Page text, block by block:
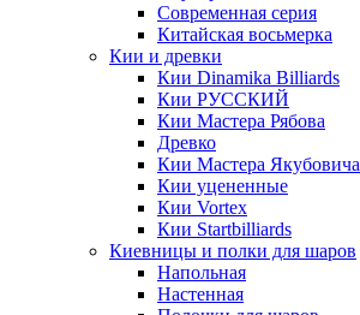
Современная серия
Китайская восьмерка
Кии и древки
Кии Dinamika Billiards
Кии РУССКИЙ
Кии Мастера Рябова
Древко
Кии Мастера Якубовича
Кии уцененные
Кии Vortex
Кии Startbilliards
Киевницы и полки для шаров
Напольная
Настенная